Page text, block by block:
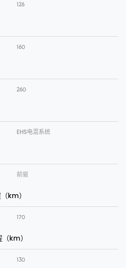
126
160
260
EHS电混系统
前驱
km）
170
（km）
130